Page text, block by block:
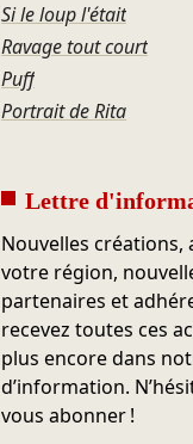
Si le loup l'était
Ravage tout court
Puff
Portrait de Rita
Lettre
Nouvelles créations,
votre région,
partenaires et
recevez toutes ces
plus encore dans
d’information.
vous abonner !